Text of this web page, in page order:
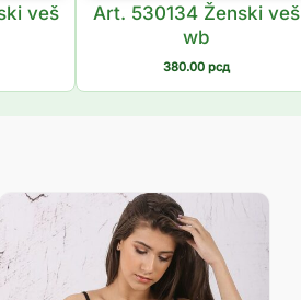
veš
Art. 530134 Ženski veš
wb
380.00 рсд